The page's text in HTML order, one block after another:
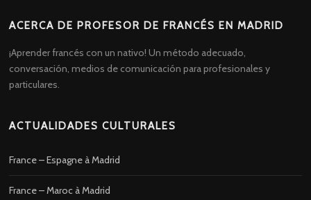
ACERCA DE PROFESOR DE FRANCÉS EN MADRID
¡Aprender francés con un nativo! Un método adecuado,
conversación, medios de comunicación para profesionales y
particulares.
ACTUALIDADES CULTURALES
France – Espagne à Madrid
France – Maroc à Madrid